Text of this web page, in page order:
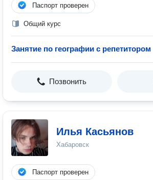
Паспорт проверен
Общий курс
Занятие по географии с репетитором
Позвонить
Илья Касьянов
Хабаровск
Паспорт проверен